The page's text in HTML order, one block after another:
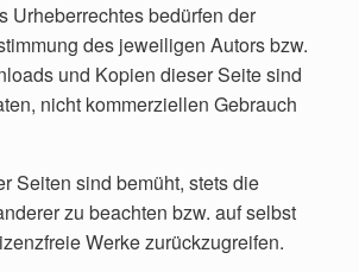
Urheberrechtes bedürfen der
des jeweiligen Autors bzw.
und Kopien dieser Seite sind
nicht kommerziellen Gebrauch
Seiten sind bemüht, stets die
zu beachten bzw. auf selbst
Werke zurückzugreifen.